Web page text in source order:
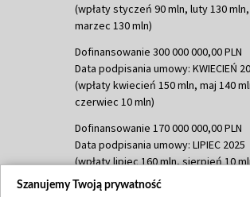
(wpłaty styczeń 90 mln, luty 130 mln,
marzec 130 mln)
Dofinansowanie 300 000 000,00 PLN
Data podpisania umowy: KWIECIEŃ
(wpłaty kwiecień 150 mln, maj 140
czerwiec 10 mln)
Dofinansowanie 170 000 000,00 PLN
Data podpisania umowy: LIPIEC 2025
(wpłaty lipiec 160 mln, sierpień 10
Dofinansowanie 60 000 000,00 PLN
Szanujemy Twoją prywatność